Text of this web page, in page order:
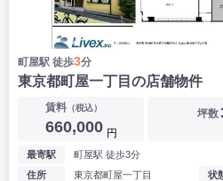
町屋駅 徒歩3分
東京都町屋一丁目の店舗物件
賃料（税込）
660,000 円
坪数
最寄駅
町屋駅 徒歩3分
住所
東京都町屋一丁目
状